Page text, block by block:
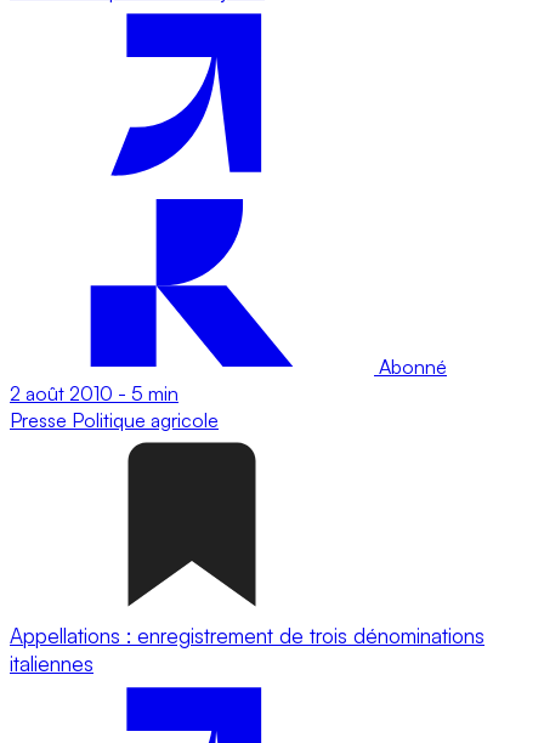
Abonné
2 août 2010 - 5 min
Presse Politique agricole
Appellations : enregistrement de trois dénominations
italiennes